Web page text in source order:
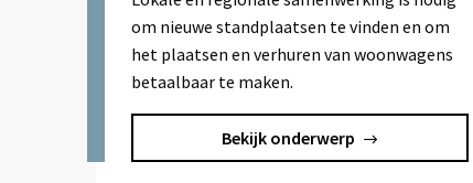
om nieuwe standplaatsen te vinden en om
het plaatsen en verhuren van woonwagens
betaalbaar te maken.
Bekijk onderwerp